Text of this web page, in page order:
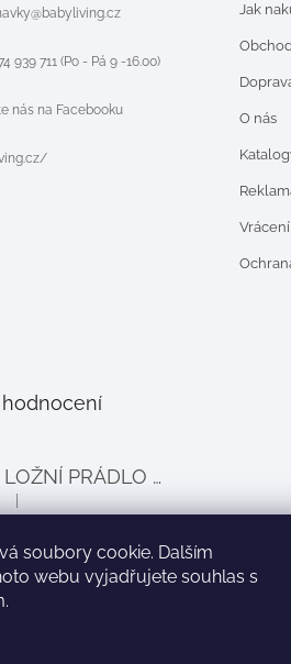
soubory cookie. Dalším
webu vyjadřujete souhlas s
@babyliving.cz
939 711 (Po - Pá 9 -16.00)
nás na Facebooku
Jak
O nás
LOŽNÍ PRÁDLO DO POSTÝLKY PRO PANENKY BALLOON - šedé
Hodnocení produktu je 4 z 5 hvězdiček.
|